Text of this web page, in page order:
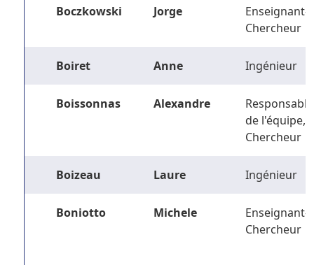
Boczkowski Jorge
Enseignant-
Chercheur
Boiret Anne Ingénieur
Boissonnas Alexandre
Responsable
de l'équipe,
Chercheur
Boizeau Laure Ingénieur
Boniotto Michele
Enseignant-
Chercheur